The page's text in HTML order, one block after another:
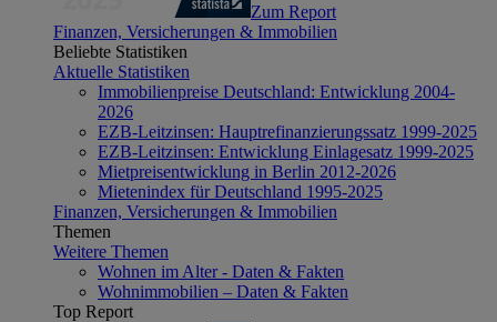
Zum Report
Finanzen, Versicherungen & Immobilien
Beliebte Statistiken
Aktuelle Statistiken
Immobilienpreise Deutschland: Entwicklung 2004-
2026
EZB-Leitzinsen: Hauptrefinanzierungssatz 1999-2025
EZB-Leitzinsen: Entwicklung Einlagesatz 1999-2025
Mietpreisentwicklung in Berlin 2012-2026
Mietenindex für Deutschland 1995-2025
Finanzen, Versicherungen & Immobilien
Themen
Weitere Themen
Wohnen im Alter - Daten & Fakten
Wohnimmobilien – Daten & Fakten
Top Report